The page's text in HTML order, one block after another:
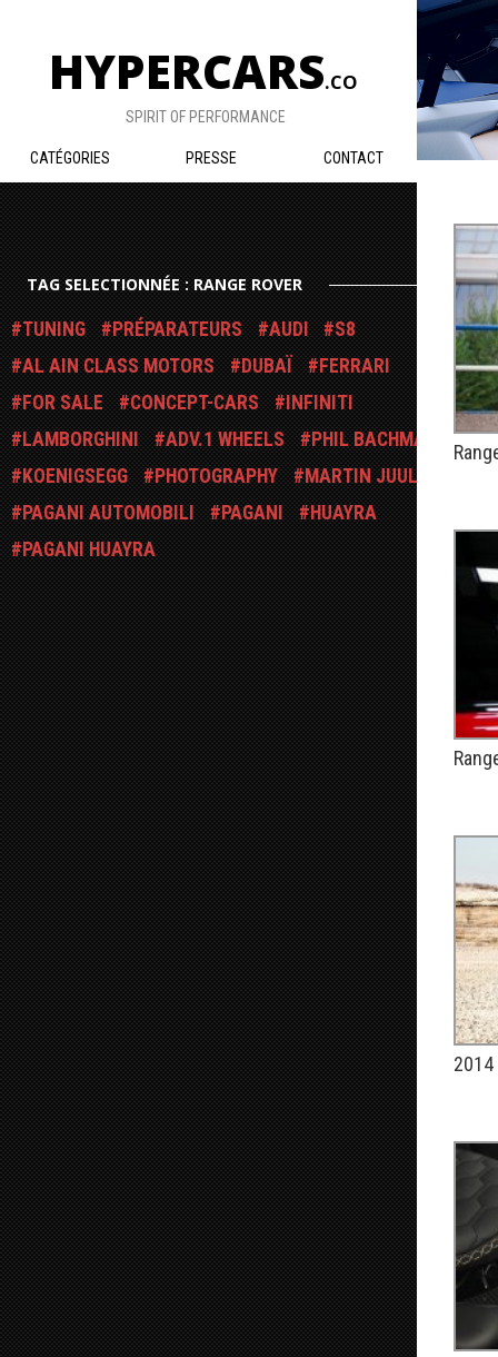
HYPERCARS.CO
SPIRIT OF PERFORMANCE
CATÉGORIES PRESSE CONTACT
TAG SELECTIONNÉE : RANGE ROVER
TUNING PRÉPARATEURS AUDI
S8
AL AIN CLASS MOTORS
DUBAÏ
FERRARI
FOR SALE
CONCEPT-CARS
INFINITI
LAMBORGHINI
ADV.1 WHEELS
PHIL BACHMAN
KOENIGSEGG
PHOTOGRAPHY
MARTIN JUUL
PAGANI AUTOMOBILI
PAGANI
HUAYRA
PAGANI HUAYRA